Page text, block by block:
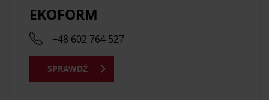
EKOFORM
+48 602 764 527
SPRAWDŹ